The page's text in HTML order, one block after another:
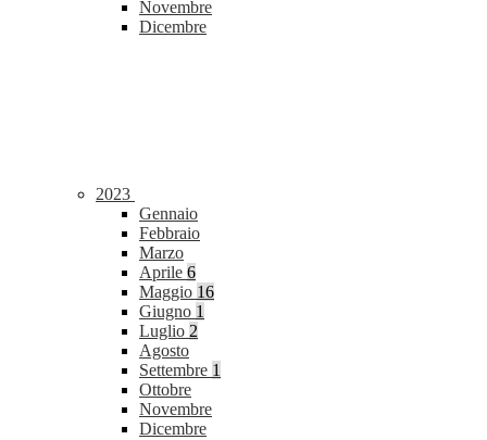
Novembre
Dicembre
2023
Gennaio
Febbraio
Marzo
Aprile 6
Maggio 16
Giugno 1
Luglio 2
Agosto
Settembre 1
Ottobre
Novembre
Dicembre